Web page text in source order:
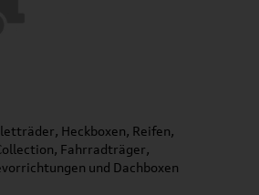
Heckboxen, Reifen,
Fahrradträger,
und Dachboxen